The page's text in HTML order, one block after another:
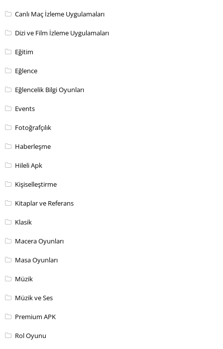
Canlı Maç İzleme Uygulamaları
Dizi ve Film İzleme Uygulamaları
Eğitim
Eğlence
Eğlencelik Bilgi Oyunları
Events
Fotoğrafçılık
Haberleşme
Hileli Apk
Kişiselleştirme
Kitaplar ve Referans
Klasik
Macera Oyunları
Masa Oyunları
Müzik
Müzik ve Ses
Premium APK
Rol Oyunu